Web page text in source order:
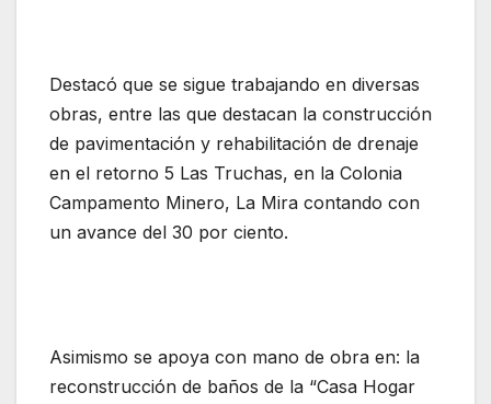
Destacó que se sigue trabajando en diversas
obras, entre las que destacan la construcción
de pavimentación y rehabilitación de drenaje
en el retorno 5 Las Truchas, en la Colonia
Campamento Minero, La Mira contando con
un avance del 30 por ciento.
Asimismo se apoya con mano de obra en: la
reconstrucción de baños de la “Casa Hogar